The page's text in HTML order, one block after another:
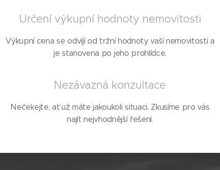
Určení výkupní hodnoty nemovitosti
Výkupní cena se odvíjí od tržní hodnoty vaší nemovitosti a
je stanovena po jeho prohlídce.
Nezávazná konzultace
Nečekejte, ať už máte jakoukoli situaci. Zkusíme pro vás
najít nejvhodnější řešení.